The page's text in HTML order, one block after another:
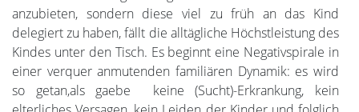
anzubieten, sondern diese viel zu früh an das Kind
delegiert zu haben, fällt die alltägliche Höchstleistung des
Kindes unter den Tisch. Es beginnt eine Negativspirale in
einer verquer anmutenden familiären Dynamik: es wird
so getan,als gaebe keine (Sucht)-Erkrankung, kein